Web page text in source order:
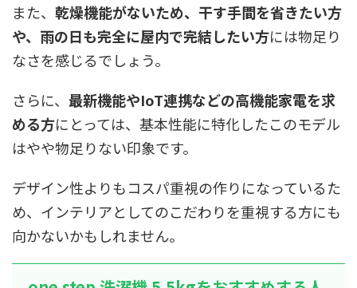
また、 乾燥機能がないため、干す手間を省きたい方
や、雨の日も完全に屋内で完結したい方には物足り
なさを感じるでしょう。
さらに、 最新機能やIoT連携などの高機能家電を求
める方にとっては、基本性能に特化したこのモデル
はやや物足りない印象です。
デザイン性よりもコスパ重視の作りになっているた
め、インテリアとしてのこだわりを重視する方にも
向かないかもしれません。